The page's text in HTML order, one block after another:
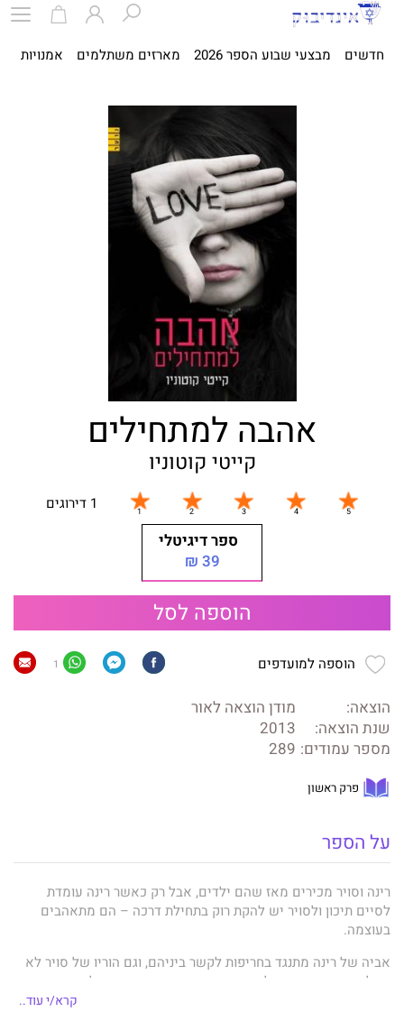
חדשים מבצעי שבוע הספר 2026 מארזים משתלמים אמנויות
אהבה למתחילים
קייטי קוטוניו
1 דירוגים
ספר דיגיטלי
39 ₪
הוספה לסל
הוספה למועדפים 1
הוצאה:
מודן הוצאה לאור
שנת הוצאה:
2013
מספר עמודים: 289
פרק ראשון
על הספר
רינה וסויר מכירים מאז שהם ילדים, אבל רק כאשר רינה עומדת
לסיים תיכון ולסויר יש להקת רוק בתחילת דרכה – הם מתאהבים
בעוצמה.
אביה של רינה מתנגד בחריפות לקשר ביניהם, וגם הוריו של סויר לא
מתלהבים במיוחד, אבל רינה וסויר בטוחים ששום דבר לא יעמוד
קרא/י עוד..